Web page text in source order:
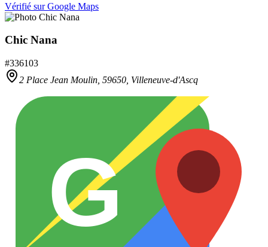
Vérifié sur Google Maps
Chic Nana
#336103
2 Place Jean Moulin, 59650 Villeneuve-d'Ascq
G